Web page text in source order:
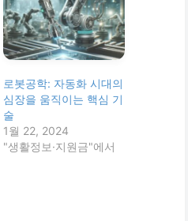
로봇공학: 자동화 시대의
심장을 움직이는 핵심 기
술
1월 22, 2024
"생활정보·지원금"에서